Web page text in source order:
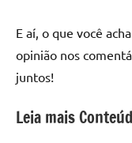
E aí, o que você
opinião nos
juntos!
Leia mais